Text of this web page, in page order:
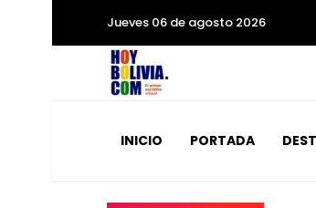
Jueves 06 de agosto 2026
INICIO PORTADA